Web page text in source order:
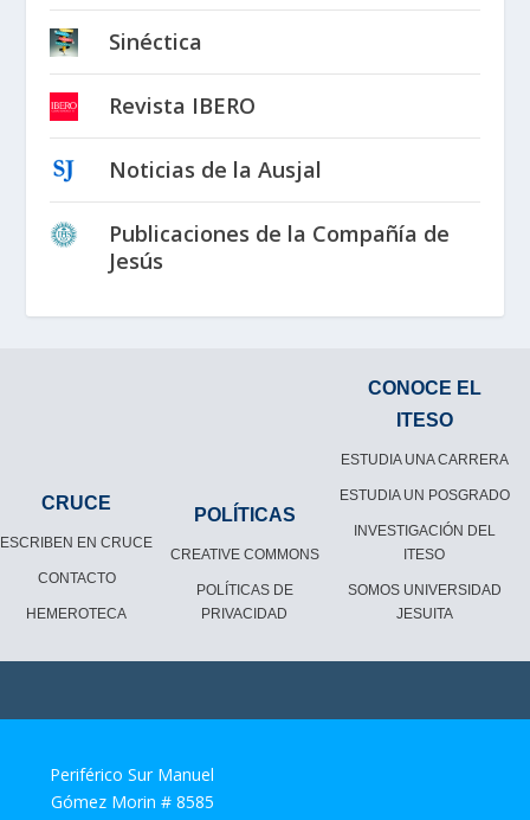
Sinéctica
Revista IBERO
Noticias de la Ausjal
Publicaciones de la Compañía de
Jesús
CRUCE
ESCRIBEN EN CRUCE
CONTACTO
HEMEROTECA
POLÍTICAS
CREATIVE COMMONS
POLÍTICAS DE
PRIVACIDAD
CONOCE EL
ITESO
ESTUDIA UNA CARRERA
ESTUDIA UN POSGRADO
INVESTIGACIÓN DEL
ITESO
SOMOS UNIVERSIDAD
JESUITA
Periférico Sur Manuel
Gómez Morin # 8585